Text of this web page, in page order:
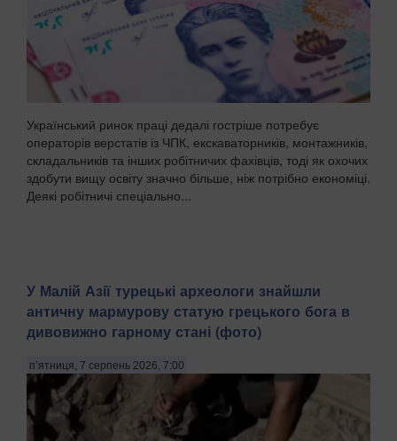
Український ринок праці дедалі гостріше потребує
операторів верстатів із ЧПК, екскаваторників, монтажників,
складальників та інших робітничих фахівців, тоді як охочих
здобути вищу освіту значно більше, ніж потрібно економіці.
Деякі робітничі спеціально...
У Малій Азії турецькі археологи знайшли
античну мармурову статую грецького бога в
дивовижно гарному стані (фото)
п’ятниця, 7 серпень 2026, 7:00